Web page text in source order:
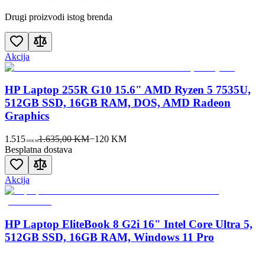
Drugi proizvodi istog brenda
Akcija
HP Laptop 255R G10 15.6" AMD Ryzen 5 7535U,
512GB SSD, 16GB RAM, DOS, AMD Radeon
Graphics
1.515 00KM1.635,00 KM−120KM
Besplatna dostava
Akcija
HP Laptop EliteBook 8 G2i 16" Intel Core Ultra 5,
512GB SSD, 16GB RAM, Windows 11 Pro